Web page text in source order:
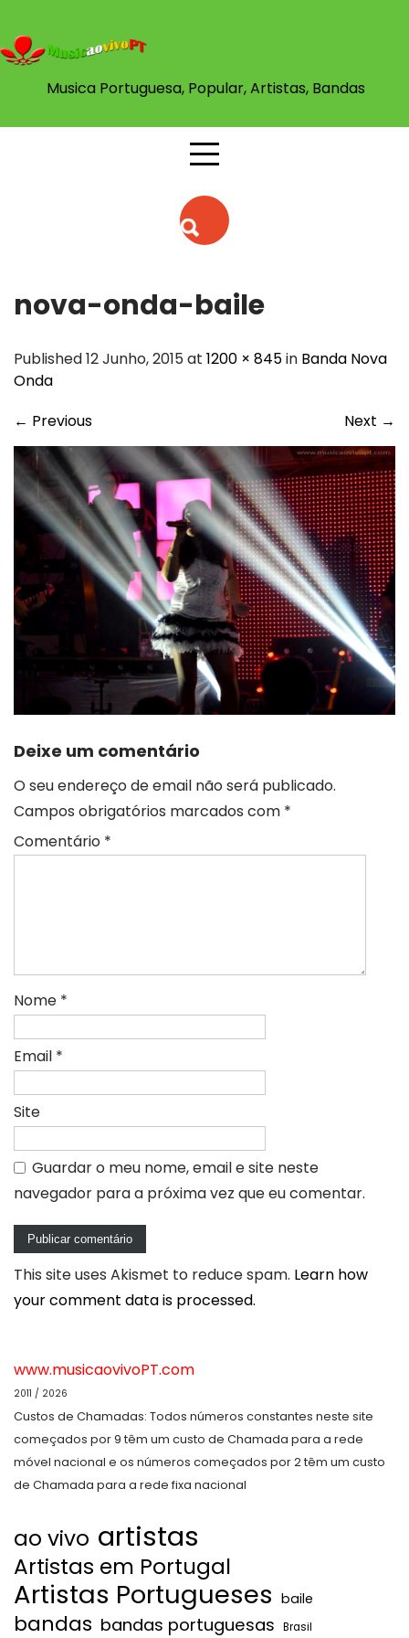
content
Musica Portuguesa, Popular, Artistas, Bandas
nova-onda-baile
Published 12 Junho, 2015 at 1200 × 845in Banda Nova
Onda
← Previous Next →
Deixe um comentário
O seu endereço de email não será publicado.
Campos obrigatórios marcados com *
Comentário *
Nome *
Email *
Site
Guardar o meu nome, email e site neste
navegador para a próxima vez que eu comentar.
This site uses Akismet to reduce spam. Learn how
your comment data is processed.
www.musicaovivoPT.com
2011 / 2026
Custos de Chamadas: Todos números constantes neste site
começados por 9 têm um custo de Chamada para a rede
móvel nacional e os números começados por 2 têm um custo
de Chamada para a rede fixa nacional
ao vivo artistas
Artistas em Portugal
Artistas Portugueses baile
bandas bandas portuguesas Brasil